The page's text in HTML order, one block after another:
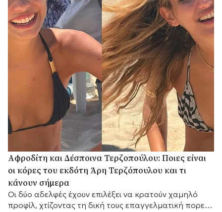
Αφροδίτη και Δέσποινα Τερζοπούλου: Ποιες είναι
οι κόρες του εκδότη Άρη Τερζόπουλου και τι
κάνουν σήμερα
Οι δύο αδελφές έχουν επιλέξει να κρατούν χαμηλό
προφίλ, χτίζοντας τη δική τους επαγγελματική πορεία,